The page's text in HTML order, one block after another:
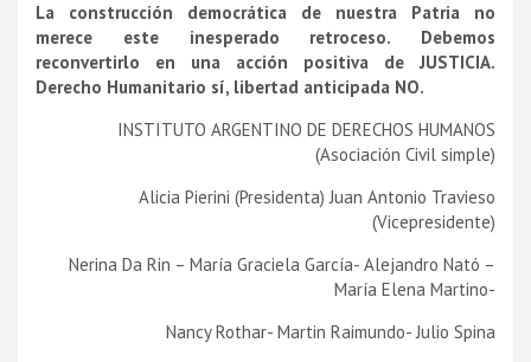
La construcción democrática de nuestra Patria no
merece este inesperado retroceso. Debemos
reconvertirlo en una acción positiva de JUSTICIA.
Derecho Humanitario sí­, libertad anticipada NO.
INSTITUTO ARGENTINO DE DERECHOS HUMANOS
(Asociación Civil simple)
Alicia Pierini (Presidenta) Juan Antonio Travieso
(Vicepresidente)
Nerina Da Rin – Marí­a Graciela Garcí­a- Alejandro Nató –
Marí­a Elena Martino-
Nancy Rothar- Martin Raimundo- Julio Spina